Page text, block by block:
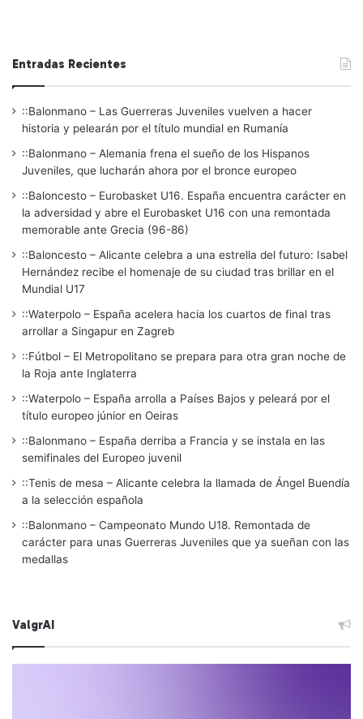
Entradas Recientes
::Balonmano – Las Guerreras Juveniles vuelven a hacer
historia y pelearán por el título mundial en Rumanía
::Balonmano – Alemania frena el sueño de los Hispanos
Juveniles, que lucharán ahora por el bronce europeo
::Baloncesto – Eurobasket U16. España encuentra carácter en
la adversidad y abre el Eurobasket U16 con una remontada
memorable ante Grecia (96-86)
::Baloncesto – Alicante celebra a una estrella del futuro: Isabel
Hernández recibe el homenaje de su ciudad tras brillar en el
Mundial U17
::Waterpolo – España acelera hacia los cuartos de final tras
arrollar a Singapur en Zagreb
::Fútbol – El Metropolitano se prepara para otra gran noche de
la Roja ante Inglaterra
::Waterpolo – España arrolla a Países Bajos y peleará por el
título europeo júnior en Oeiras
::Balonmano – España derriba a Francia y se instala en las
semifinales del Europeo juvenil
::Tenis de mesa – Alicante celebra la llamada de Ángel Buendía
a la selección española
::Balonmano – Campeonato Mundo U18. Remontada de
carácter para unas Guerreras Juveniles que ya sueñan con las
medallas
ValgrAI